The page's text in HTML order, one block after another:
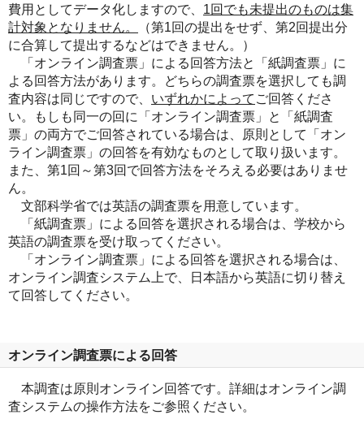
費用としてデータ化しますので、 1回でも未提出のものは集
計対象となりません。
（第1回の提出をせず、第2回提出分
に合算して提出するなどはできません。）
「オンライン調査票」による回答方法と「紙調査票」に
よる回答方法があります。どちらの調査票を選択しても調
査内容は同じですので、 いずれかによって ご回答くださ
い。もしも同一の回に「オンライン調査票」と「紙調査
票」の両方でご回答されている場合は、原則として「オン
ライン調査票」の回答を有効なものとして取り扱います。
また、第1回～第3回で回答方法をそろえる必要はありませ
ん。
文部科学省では英語の調査票を用意しています。
「紙調査票」による回答を選択される場合は、学校から
英語の調査票を受け取ってください。
「オンライン調査票」による回答を選択される場合は、
オンライン調査システム上で、日本語から英語に切り替え
て回答してください。
オンライン調査票による回答
本調査は原則オンライン回答です。詳細はオンライン調
査システムの操作方法をご参照ください。